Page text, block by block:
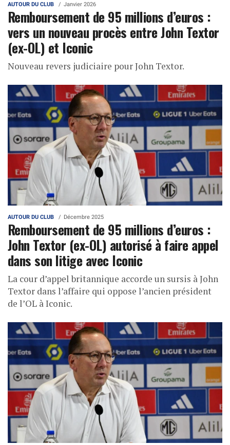
AUTOUR DU CLUB Janvier 2026
Remboursement de 95 millions d’euros :
vers un nouveau procès entre John Textor
(ex-OL) et Iconic
Nouveau revers judiciaire pour John Textor.
AUTOUR DU CLUB Décembre 2025
Remboursement de 95 millions d’euros :
John Textor (ex-OL) autorisé à faire appel
dans son litige avec Iconic
La cour d’appel britannique accorde un sursis à John
Textor dans l’affaire qui oppose l’ancien président
de l’OL à Iconic.